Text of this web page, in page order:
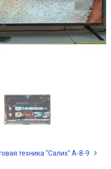
техника "Салих" А-8-9